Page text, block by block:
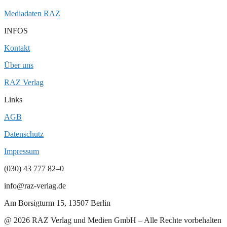
Mediadaten RAZ
INFOS
Kontakt
Über uns
RAZ Verlag
Links
AGB
Datenschutz
Impressum
(030) 43 777 82–0
info@raz-verlag.de
Am Borsigturm 15, 13507 Berlin
@ 2026 RAZ Verlag und Medien GmbH – Alle Rechte vorbehalten